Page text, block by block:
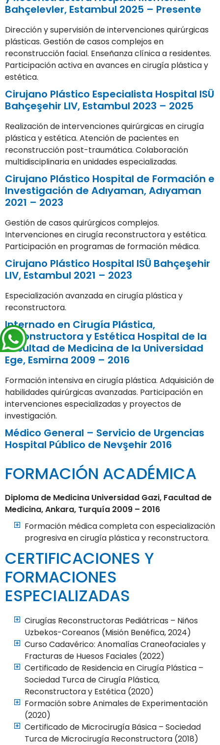
Bahçelevler, Estambul 2025 – Presente
Dirección y supervisión de intervenciones quirúrgicas
plásticas. Gestión de casos complejos en
reconstrucción facial. Enseñanza clínica a residentes.
Participación activa en avances en cirugía plástica y
estética.
Cirujano Plástico Especialista Hospital ISÜ
Bahçeşehir LIV, Estambul 2023 – 2025
Realización de intervenciones quirúrgicas en cirugía
plástica y estética. Atención de pacientes en
reconstrucción post-traumática. Colaboración
multidisciplinaria en unidades especializadas.
Cirujano Plástico Hospital de Formación e
Investigación de Adıyaman, Adıyaman
2021 – 2023
Gestión de casos quirúrgicos complejos.
Intervenciones en cirugía reconstructora y estética.
Participación en programas de formación médica.
Cirujano Plástico Hospital ISÜ Bahçeşehir
LIV, Estambul 2021 – 2023
Especialización avanzada en cirugía plástica y
reconstructora.
Internado en Cirugía Plástica,
Reconstructora y Estética Hospital de la
Facultad de Medicina de la Universidad
Ege, Esmirna 2009 – 2016
Formación intensiva en cirugía plástica. Adquisición de
habilidades quirúrgicas avanzadas. Participación en
intervenciones especializadas y proyectos de
investigación.
Médico General – Servicio de Urgencias
Hospital Público de Nevşehir 2016
FORMACIÓN ACADÉMICA
Diploma de Medicina Universidad Gazi, Facultad de
Medicina, Ankara, Turquía 2009 – 2016
Formación médica completa con especialización
progresiva en cirugía plástica y reconstructora.
CERTIFICACIONES Y
FORMACIONES
ESPECIALIZADAS
Cirugías Reconstructoras Pediátricas – Niños
Uzbekos-Coreanos (Misión Benéfica, 2024)
Curso Cadavérico: Anomalías Craneofaciales y
Fracturas de Huesos Faciales (2022)
Certificado de Residencia en Cirugía Plástica –
Sociedad Turca de Cirugía Plástica,
Reconstructora y Estética (2020)
Formación sobre Animales de Experimentación
(2020)
Certificado de Microcirugía Básica – Sociedad
Turca de Microcirugía Reconstructora (2018)